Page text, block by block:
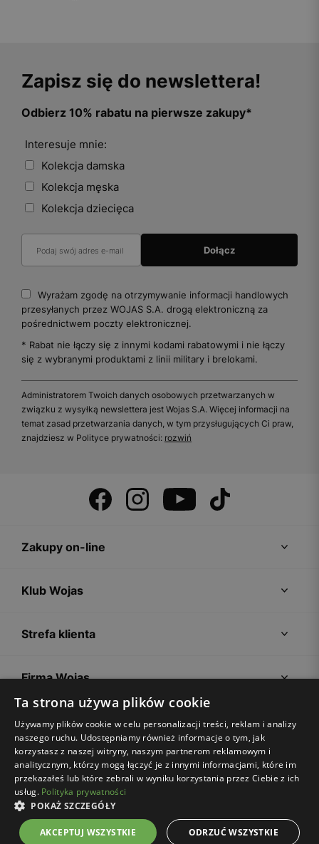
Zapisz się do newslettera!
Odbierz 10% rabatu na pierwsze zakupy*
Interesuje mnie:
Kolekcja damska
Kolekcja męska
Kolekcja dziecięca
Wyrażam zgodę na otrzymywanie informacji handlowych
przesyłanych przez WOJAS S.A. drogą elektroniczną za
pośrednictwem poczty elektronicznej.
* Rabat nie łączy się z innymi kodami rabatowymi i nie łączy
się z wybranymi produktami z linii military i brelokami.
Administratorem Twoich danych osobowych przetwarzanych w
związku z wysyłką newslettera jest Wojas S.A. Więcej informacji na
temat zasad przetwarzania danych, w tym przysługujących Ci praw,
znajdziesz w Polityce prywatności: rozwiń
Zakupy on-line
Klub Wojas
Strefa klienta
Firma Wojas
Porady
Regulamin sklepu Polityka prywatności Ustawienia plików cookies
Ta strona używa plików cookie
Używamy plików cookie w celu personalizacji treści, reklam i analizy
naszego ruchu. Udostępniamy również informacje o tym, jak
korzystasz z naszej witryny, naszym partnerom reklamowym i
analitycznym, którzy mogą łączyć je z innymi informacjami, które im
przekazałeś lub które zebrali w wyniku korzystania przez Ciebie z ich
usług. Polityka prywatności
POKAŻ SZCZEGÓŁY
AKCEPTUJ WSZYSTKIE ODRZUĆ WSZYSTKIE